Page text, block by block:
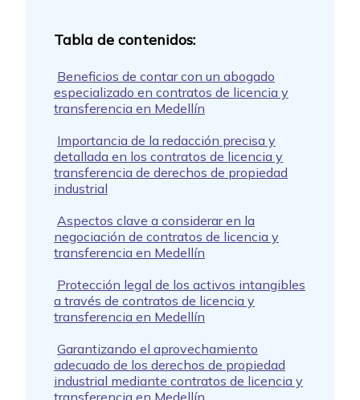
Beneficios de contar con un abogado
especializado en contratos de licencia y
transferencia en Medellín
Importancia de la redacción precisa y
detallada en los contratos de licencia y
transferencia de derechos de propiedad
industrial
Aspectos clave a considerar en la
negociación de contratos de licencia y
transferencia en Medellín
Protección legal de los activos intangibles
a través de contratos de licencia y
transferencia en Medellín
Garantizando el aprovechamiento
adecuado de los derechos de propiedad
industrial mediante contratos de licencia y